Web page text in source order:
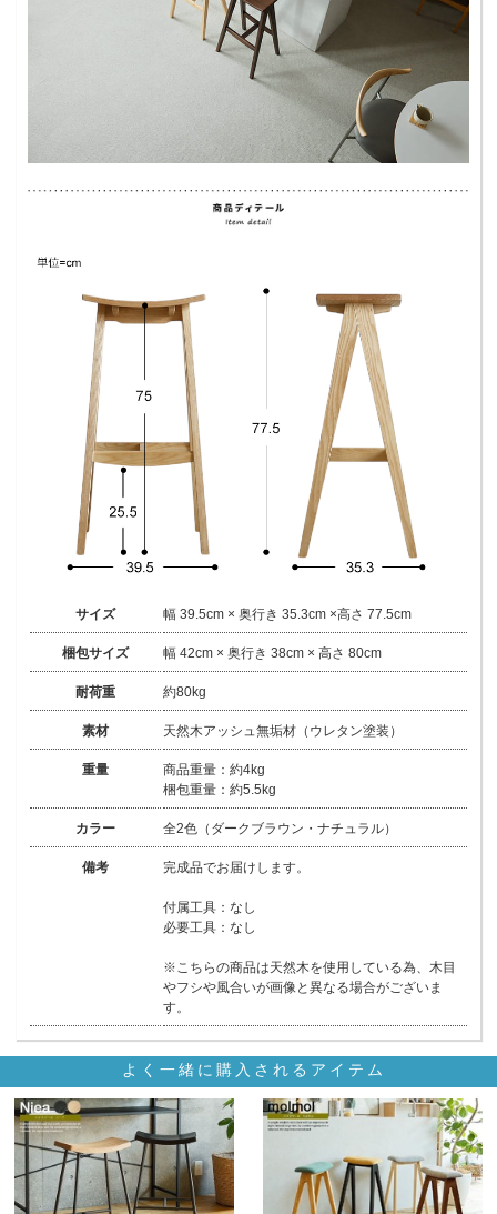
サイズ 幅 39.5cm × 奥行き 35.3cm ×高さ 77.5cm
梱包サイズ 幅 42cm × 奥行き 38cm × 高さ 80cm
耐荷重 約80kg
素材 天然木アッシュ無垢材（ウレタン塗装）
重量
商品重量：約4kg
梱包重量：約5.5kg
カラー 全2色（ダークブラウン・ナチュラル）
備考 完成品でお届けします。
付属工具：なし
必要工具：なし
※こちらの商品は天然木を使用している為、木目
やフシや風合いが画像と異なる場合がございま
す。
よく一緒に購入されるアイテム